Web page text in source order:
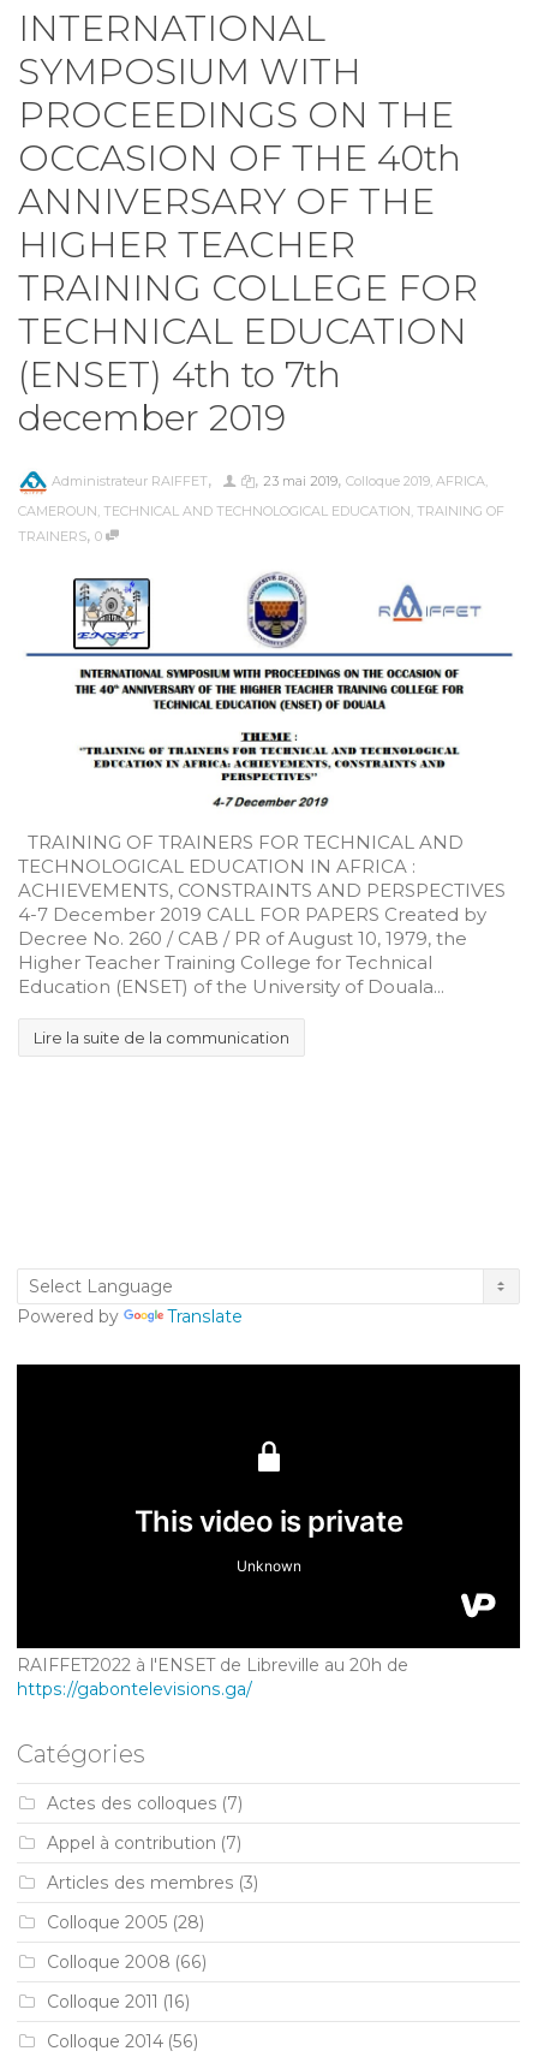
INTERNATIONAL
SYMPOSIUM WITH
PROCEEDINGS ON THE
OCCASION OF THE 40th
ANNIVERSARY OF THE
HIGHER TEACHER
TRAINING COLLEGE FOR
TECHNICAL EDUCATION
(ENSET) 4th to 7th
december 2019
Administrateur RAIFFET, , 23 mai 2019, Colloque 2019, AFRICA,
CAMEROUN, TECHNICAL AND TECHNOLOGICAL EDUCATION, TRAINING OF
TRAINERS, 0
TRAINING OF TRAINERS FOR TECHNICAL AND
TECHNOLOGICAL EDUCATION IN AFRICA :
ACHIEVEMENTS, CONSTRAINTS AND PERSPECTIVES
4-7 December 2019 CALL FOR PAPERS Created by
Decree No. 260 / CAB / PR of August 10, 1979, the
Higher Teacher Training College for Technical
Education (ENSET) of the University of Douala...
Lire la suite de la communication
Powered by Translate
RAIFFET2022 à l'ENSET de Libreville au 20h de
https://gabontelevisions.ga/
Catégories
Actes des colloques (7)
Appel à contribution (7)
Articles des membres (3)
Colloque 2005 (28)
Colloque 2008 (66)
Colloque 2011 (16)
Colloque 2014 (56)